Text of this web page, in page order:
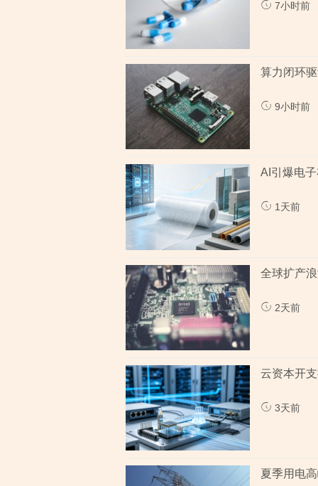
7小时前
算力闭环
9小时前
AI引爆电
1天前
全球扩产
2天前
云资本开
3天前
夏季用电